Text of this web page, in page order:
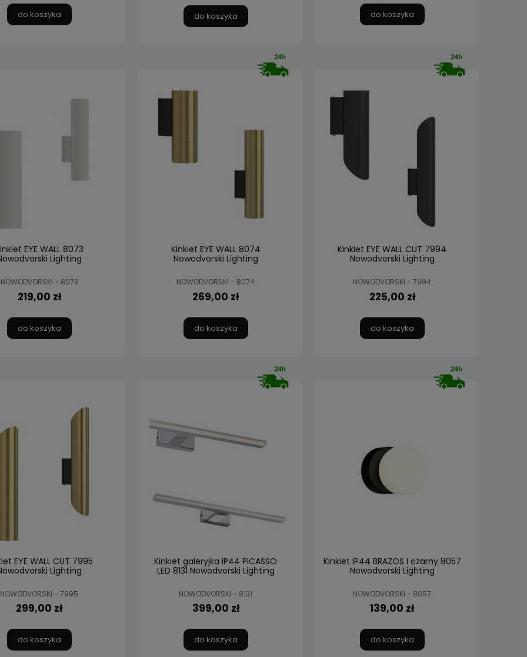
do koszyka do koszyka do koszyka
EYE WALL 8073
Lighting
NOWODVORSKI - 8073
219,00 zł
do koszyka
Kinkiet EYE WALL 8074
Nowodvorski Lighting
NOWODVORSKI - 8074
269,00 zł
do koszyka
Kinkiet EYE WALL CUT 7994
Nowodvorski Lighting
NOWODVORSKI - 7994
225,00 zł
do koszyka
EYE WALL CUT 7995
Lighting
NOWODVORSKI - 7995
299,00 zł
do koszyka
Kinkiet galeryjka IP44 PICASSO
LED 8131 Nowodvorski Lighting
NOWODVORSKI - 8131
399,00 zł
do koszyka
Kinkiet IP44 BRAZOS I czarny 8057
Nowodvorski Lighting
NOWODVORSKI - 8057
139,00 zł
do koszyka